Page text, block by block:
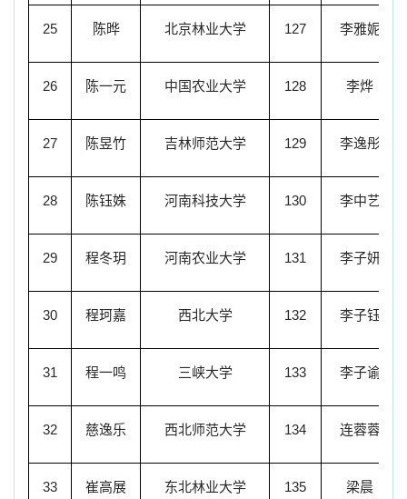
25 陈晔 北京林业大学 127 李雅妮
26 陈一元 中国农业大学 128 李烨
27 陈昱竹 吉林师范大学 129 李逸彤
28 陈钰姝 河南科技大学 130 李中艺
29 程冬玥 河南农业大学 131 李子妍
30 程珂嘉 西北大学 132 李子钰
31 程一鸣 三峡大学 133 李子谕
32 慈逸乐 西北师范大学 134 连蓉蓉
33 崔高展 东北林业大学 135 梁晨